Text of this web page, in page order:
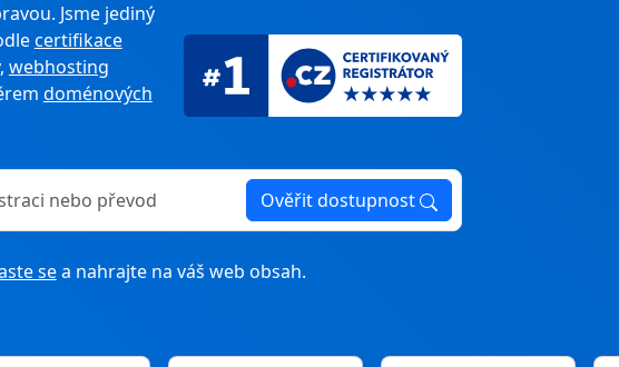
Jsme jediný
certifikace
, webhosting
doménových
převodu Ověřit dostupnost
sea nahrajte na váš web obsah.